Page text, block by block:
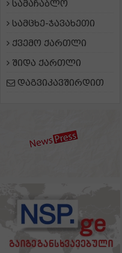
სამაჩაბლო
სამცხე-ჯავახეთი
ქვემო ქართლი
შიდა ქართლი
დაგვიკავშირდით